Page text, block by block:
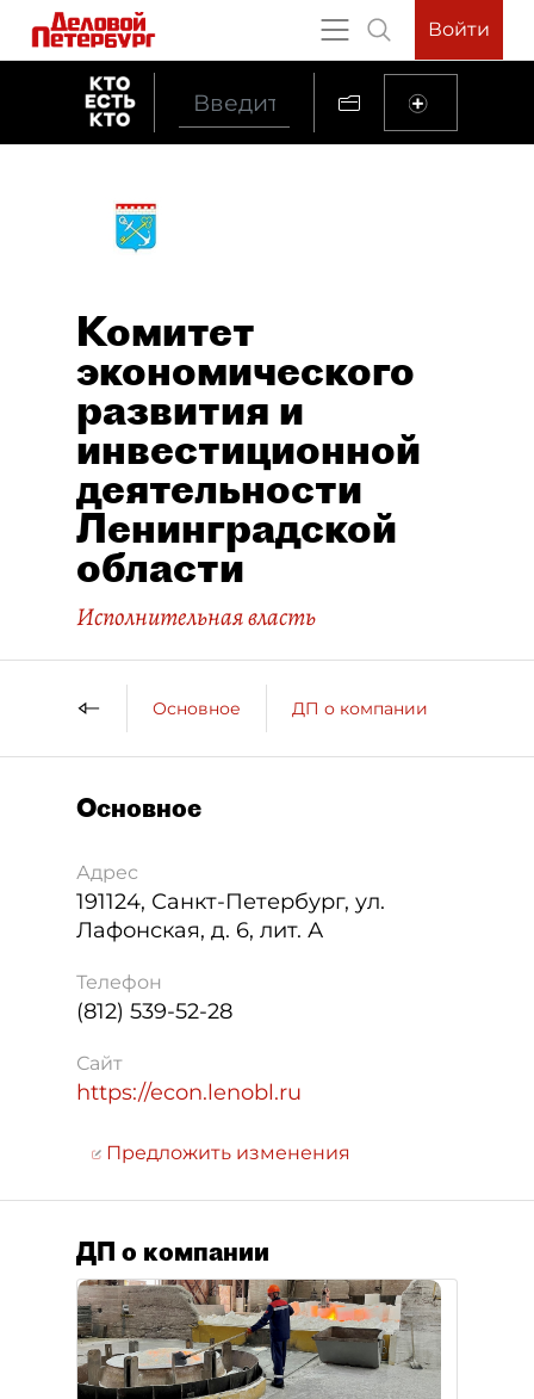
Войти
Комитет
экономического
развития и
инвестиционной
деятельности
Ленинградской
области
Исполнительная власть
Основное ДП о компании
Основное
Адрес
191124, Санкт-Петербург, ул.
Лафонская, д. 6, лит. А
Телефон
(812) 539-52-28
Сайт
https://econ.lenobl.ru
Предложить изменения
ДП о компании